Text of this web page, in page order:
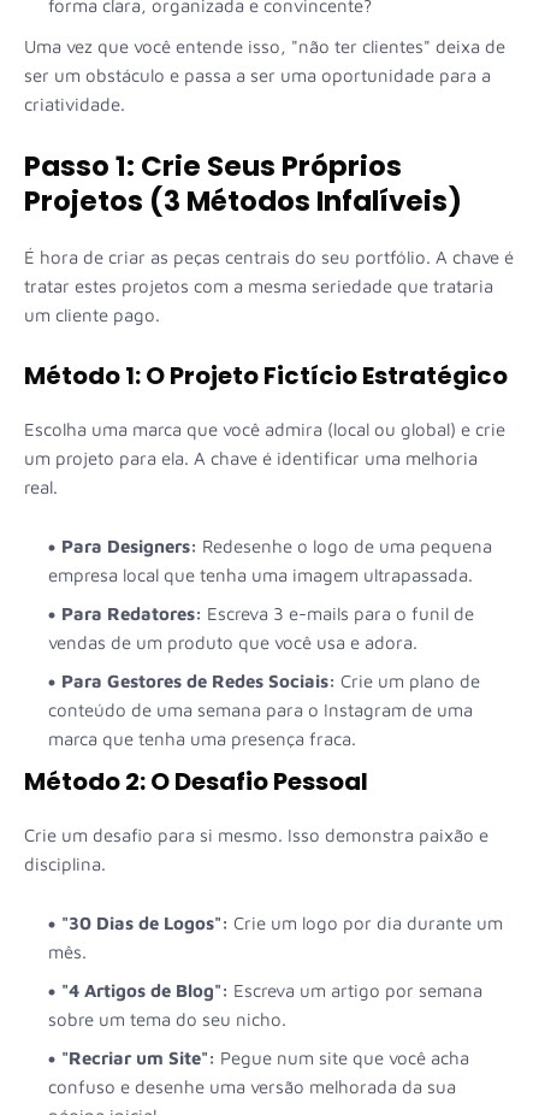
forma clara, organizada e convincente?
Uma vez que você entende isso, "não ter clientes" deixa de
ser um obstáculo e passa a ser uma oportunidade para a
criatividade.
Passo 1: Crie Seus Próprios
Projetos (3 Métodos Infalíveis)
É hora de criar as peças centrais do seu portfólio. A chave é
tratar estes projetos com a mesma seriedade que trataria
um cliente pago.
Método 1: O Projeto Fictício Estratégico
Escolha uma marca que você admira (local ou global) e crie
um projeto para ela. A chave é identificar uma melhoria
real.
Para Designers: Redesenhe o logo de uma pequena
empresa local que tenha uma imagem ultrapassada.
Para Redatores: Escreva 3 e-mails para o funil de
vendas de um produto que você usa e adora.
Para Gestores de Redes Sociais: Crie um plano de
conteúdo de uma semana para o Instagram de uma
marca que tenha uma presença fraca.
Método 2: O Desafio Pessoal
Crie um desafio para si mesmo. Isso demonstra paixão e
disciplina.
"30 Dias de Logos": Crie um logo por dia durante um
mês.
"4 Artigos de Blog": Escreva um artigo por semana
sobre um tema do seu nicho.
"Recriar um Site": Pegue num site que você acha
confuso e desenhe uma versão melhorada da sua